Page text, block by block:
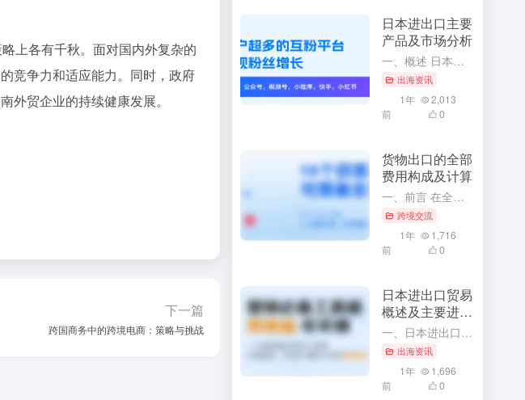
上各有千秋。面对国内外复杂的
竞争力和适应能力。同时，政府
外贸企业的持续健康发展。
下一篇
跨国商务中的跨境电商：策略与挑战
日本进出口主要
产品及市场分析
一、概述 日本作为世界上经济实力雄厚的国家之一，其对外贸易活动十分活跃。通过深入了解日本进出口的主要产品及市场分析，可以更全面地掌握日本的经济发展趋势和国际贸易格局。本文将针对日本进出口的主要产品进行...
出海资讯
1年
前
2,013
0
货物出口的全部
费用构成及计算
一、前言 在全球化的今天，货物出口已经成为了众多企业和商家开展国际贸易的主要方式。要想顺利地开展货物出口业务，必须充分了解货物出口的全部费用构成及其计算方法。这将有助于企业更精确地掌握出口成本，合理制...
跨境交流
1年
前
1,716
0
日本进出口贸易
概述及主要进出
口商品
一、日本进出口贸易概述 作为全球主要经济体之一，日本凭借其先进的技术水平、高效的工业体系以及开放的国际贸易政策，形成了丰富的国际贸易关系网络。日本在国际贸易领域有着极其重要的地位，不仅影响着周边国家甚...
出海资讯
1年
前
1,696
0